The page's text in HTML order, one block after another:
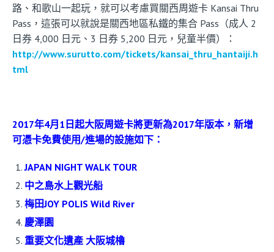
路、和歌山一起玩，就可以考慮買關西周遊卡 Kansai Thru
Pass，這張可以就說是關西地區私鐵的集合 Pass（成人 2
日券 4,000 日元、3 日券 5,200 日元，兒童半價）：
http://www.surutto.com/tickets/kansai_thru_hantaiji.h
tml
2017年4月1日起大阪周遊卡將更新為2017年版本，新增
可憑卡免費使用/進場的設施如下：
JAPAN NIGHT WALK TOUR
中之島水上觀光船
梅田JOY POLIS Wild River
慶澤園
重要文化遺產 大阪城櫓